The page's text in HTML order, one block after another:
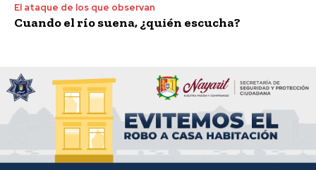
El ataque de los que observan
Cuando el río suena, ¿quién escucha?